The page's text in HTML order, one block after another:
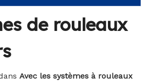
de rouleaux
Avec les systèmes à rouleaux